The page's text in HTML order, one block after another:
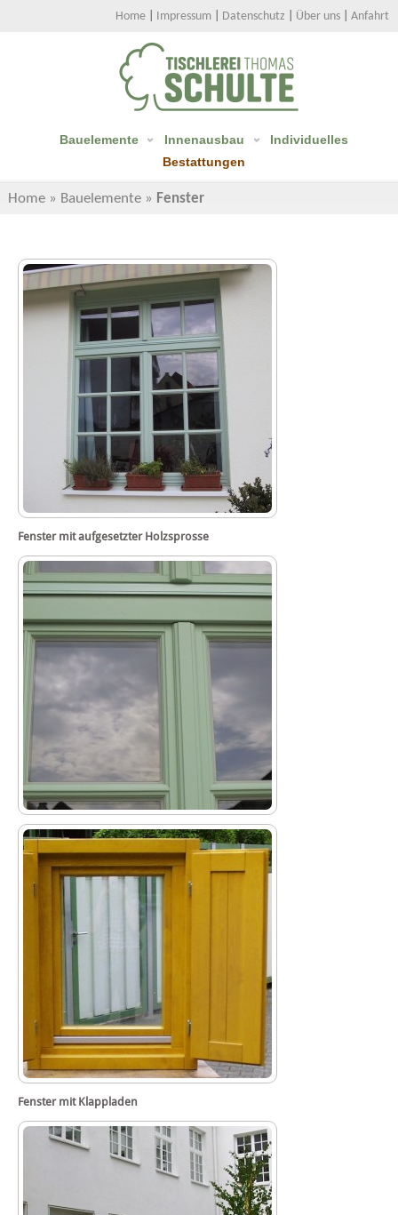
Home Impressum Datenschutz Über uns Anfahrt
Bauelemente Innenausbau
Individuelles
Bestattungen
Home » Bauelemente » Fenster
Fenster mit aufgesetzter Holzsprosse
Fenster mit Klappladen